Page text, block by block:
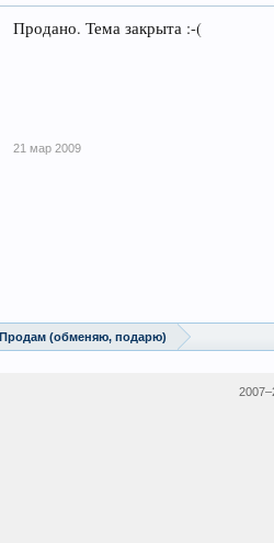
Продано. Тема закрыта :-(
21 мар 2009
Продам (обменяю, подарю)
2007–